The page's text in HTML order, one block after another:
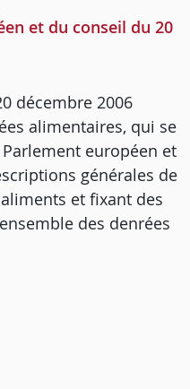
et du conseil du 20
décembre 2006
alimentaires, qui se
européen et
générales de
et fixant des
des denrées